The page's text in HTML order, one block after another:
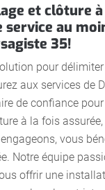
et clôture
service au
35!
pour
aux services de
de confiance
à la fois
vous
Notre équipe
offrir une